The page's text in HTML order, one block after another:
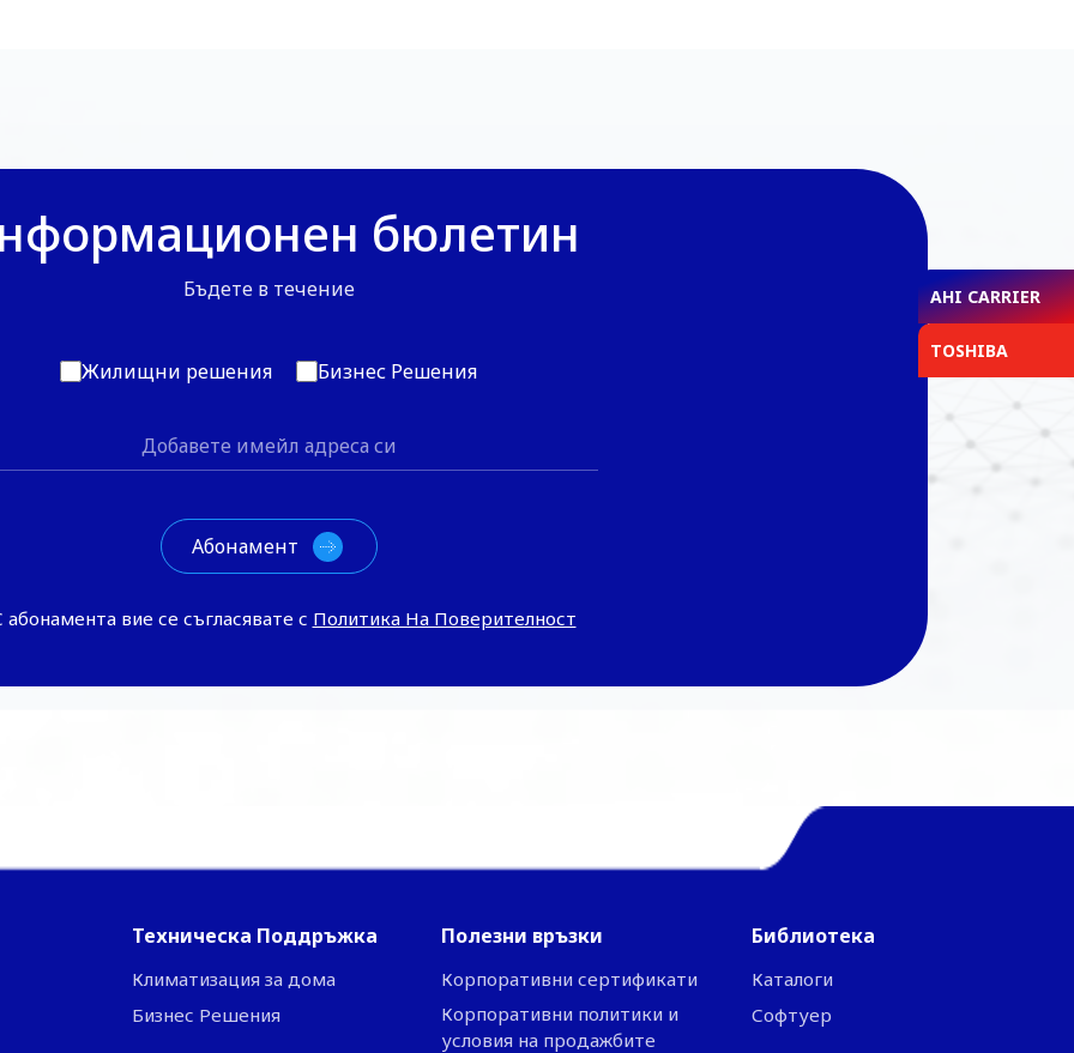
бюлетин
Бъдете в течение
Жилищни решения Бизнес Решения
абонамента вие се съгласявате с Политика На Поверителност
Техническа Поддръжка
Климатизация за дома
Бизнес Решения
Полезни връзки
Корпоративни сертификати
Корпоративни политики и
условия на продажбите
Библиотека
Каталоги
Софтуер
AHI CARRIER
TOSHIBA